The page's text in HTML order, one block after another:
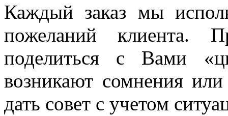
Каждый заказ мы
пожеланий клиента.
поделиться с Вами
возникают сомнения
дать совет с учетом